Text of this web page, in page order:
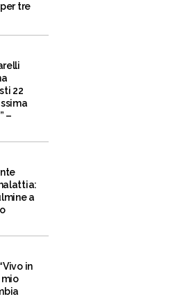
tre
22
–
a
in
mio